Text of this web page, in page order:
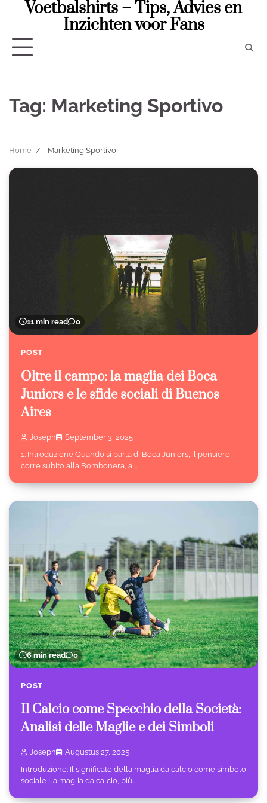
Voetbalshirts – Tips, Advies en
Inzichten voor Fans
Tag: Marketing Sportivo
Home Marketing Sportivo
11 min read 0
POST
Oltre il campo: la maglia dei Boca
Juniors e le sfide sociali di Buenos
Aires
Joseph
September 3, 2025
1. Introduzione Quando si parla di Boca Juniors, il pensiero
corre subito alla Bombonera, al…
6 min read 0
POST
Il Calcio come Specchio della Società:
Analisi delle Maglie e dei Simboli
Joseph
Augustus 27, 2025
Introduzione: Il significato della maglia da calcio come simbolo
sociale La maglia da calcio, più…